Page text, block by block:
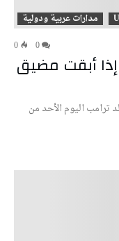
مدارات عربية ودولية
0
إذا أبقت مضيق
ترامب اليوم الأحد من